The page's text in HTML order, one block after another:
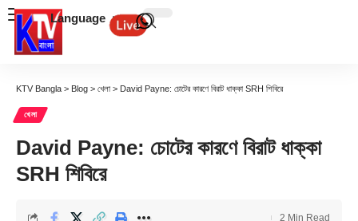
Language
KTV Bangla > Blog > খেলা > David Payne: চোটের কারণে বিরাট ধাক্কা SRH শিবিরে
খেলা
David Payne: চোটের কারণে বিরাট ধাক্কা
SRH শিবিরে
2 Min Read